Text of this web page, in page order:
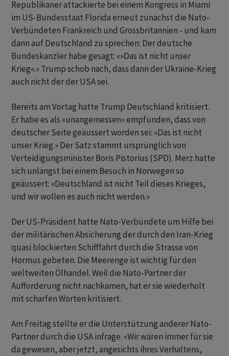
Republikaner attackierte bei einem Kongress in Miami
im US-Bundesstaat Florida erneut zunächst die Nato-
Verbündeten Frankreich und Grossbritannien - und kam
dann auf Deutschland zu sprechen: Der deutsche
Bundeskanzler habe gesagt: «»Das ist nicht unser
Krieg«.» Trump schob nach, dass dann der Ukraine-Krieg
auch nicht der der USA sei.
Bereits am Vortag hatte Trump Deutschland kritisiert.
Er habe es als «unangemessen» empfunden, dass von
deutscher Seite geäussert worden sei: «Das ist nicht
unser Krieg.» Der Satz stammt ursprünglich von
Verteidigungsminister Boris Pistorius (SPD). Merz hatte
sich unlängst bei einem Besuch in Norwegen so
geäussert: «Deutschland ist nicht Teil dieses Krieges,
und wir wollen es auch nicht werden.»
Der US-Präsident hatte Nato-Verbündete um Hilfe bei
der militärischen Absicherung der durch den Iran-Krieg
quasi blockierten Schifffahrt durch die Strasse von
Hormus gebeten. Die Meerenge ist wichtig für den
weltweiten Ölhandel. Weil die Nato-Partner der
Aufforderung nicht nachkamen, hat er sie wiederholt
mit scharfen Worten kritisiert.
Am Freitag stellte er die Unterstützung anderer Nato-
Partner durch die USA infrage. «Wir wären immer für sie
da gewesen, aber jetzt, angesichts ihres Verhaltens,